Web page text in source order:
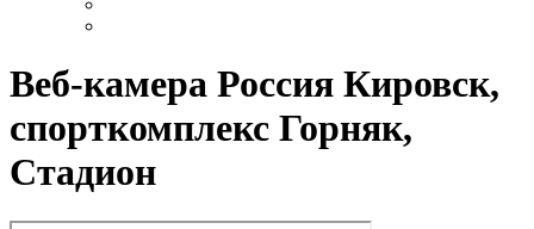
Веб-камера Россия Кировск,
спорткомплекс Горняк,
Стадион